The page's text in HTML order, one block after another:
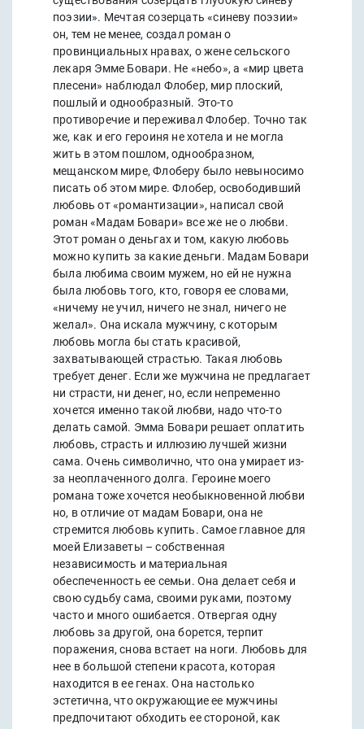
поэзии». Мечтая созерцать «синеву поэзии»
он, тем не менее, создал роман о
провинциальных нравах, о жене сельского
лекаря Эмме Бовари. Не «небо», а «мир цвета
плесени» наблюдал Флобер, мир плоский,
пошлый и однообразный. Это-то
противоречие и переживал Флобер. Точно так
же, как и его героиня не хотела и не могла
жить в этом пошлом, однообразном,
мещанском мире, Флоберу было невыносимо
писать об этом мире. Флобер, освободивший
любовь от «романтизации», написал свой
роман «Мадам Бовари» все же не о любви.
Этот роман о деньгах и том, какую любовь
можно купить за какие деньги. Мадам Бовари
была любима своим мужем, но ей не нужна
была любовь того, кто, говоря ее словами,
«ничему не учил, ничего не знал, ничего не
желал». Она искала мужчину, с которым
любовь могла бы стать красивой,
захватывающей страстью. Такая любовь
требует денег. Если же мужчина не предлагает
ни страсти, ни денег, но, если непременно
хочется именно такой любви, надо что-то
делать самой. Эмма Бовари решает оплатить
любовь, страсть и иллюзию лучшей жизни
сама. Очень символично, что она умирает из-
за неоплаченного долга. Героине моего
романа тоже хочется необыкновенной любви
но, в отличие от мадам Бовари, она не
стремится любовь купить. Самое главное для
моей Елизаветы – собственная
независимость и материальная
обеспеченность ее семьи. Она делает себя и
свою судьбу сама, своими руками, поэтому
часто и много ошибается. Отвергая одну
любовь за другой, она борется, терпит
поражения, снова встает на ноги. Любовь для
нее в большой степени красота, которая
находится в ее генах. Она настолько
эстетична, что окружающие ее мужчины
предпочитают обходить ее стороной, как